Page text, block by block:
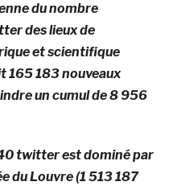
du nombre
des lieux de
et scientifique
165 183 nouveaux
un cumul de 8 956
twitter est dominé par
du Louvre (1 513 187